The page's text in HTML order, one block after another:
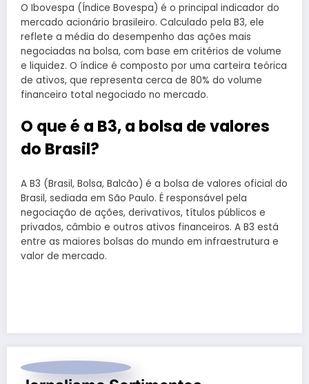
O Ibovespa (Índice Bovespa) é o principal indicador do
mercado acionário brasileiro. Calculado pela B3, ele
reflete a média do desempenho das ações mais
negociadas na bolsa, com base em critérios de volume
e liquidez. O índice é composto por uma carteira teórica
de ativos, que representa cerca de 80% do volume
financeiro total negociado no mercado.
O que é a B3, a bolsa de valores
do Brasil?
A B3 (Brasil, Bolsa, Balcão) é a bolsa de valores oficial do
Brasil, sediada em São Paulo. É responsável pela
negociação de ações, derivativos, títulos públicos e
privados, câmbio e outros ativos financeiros. A B3 está
entre as maiores bolsas do mundo em infraestrutura e
valor de mercado.